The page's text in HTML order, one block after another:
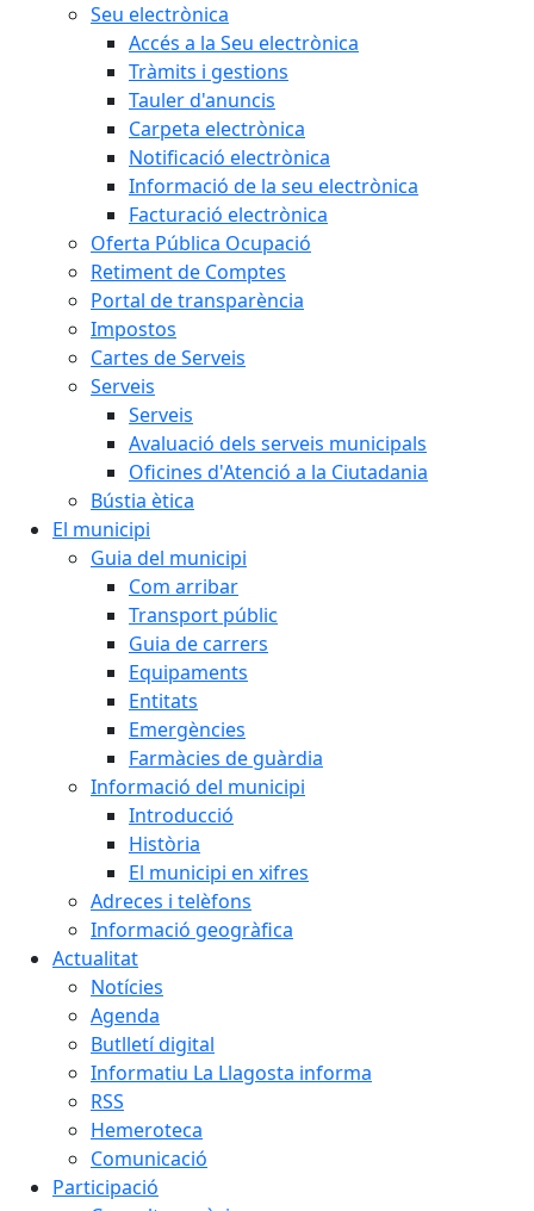
Seu electrònica
Accés a la Seu electrònica
Tràmits i gestions
Tauler d'anuncis
Carpeta electrònica
Notificació electrònica
Informació de la seu electrònica
Facturació electrònica
Oferta Pública Ocupació
Retiment de Comptes
Portal de transparència
Impostos
Cartes de Serveis
Serveis
Serveis
Avaluació dels serveis municipals
Oficines d'Atenció a la Ciutadania
Bústia ètica
El municipi
Guia del municipi
Com arribar
Transport públic
Guia de carrers
Equipaments
Entitats
Emergències
Farmàcies de guàrdia
Informació del municipi
Introducció
Història
El municipi en xifres
Adreces i telèfons
Informació geogràfica
Actualitat
Notícies
Agenda
Butlletí digital
Informatiu La Llagosta informa
RSS
Hemeroteca
Comunicació
Participació